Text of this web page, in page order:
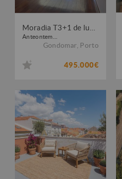
Anteontem...
Gondomar Porto
495.000€